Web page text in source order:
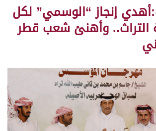
إنجاز “الوسمي” لكل
التراث.. وأهنئ شعب قطر